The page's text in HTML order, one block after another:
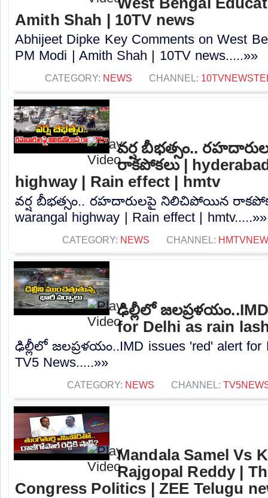
Amith Shah | 10TV news
Abhijeet Dipke Key Comments on West
PM Modi | Amith Shah | 10TV news.....»»
CATEGORY: NEWS CHANNEL:
వర్ష బీభత్సం..
రాకపోకలు |
highway | Rain effect | hmtv
వర్ష బీభత్సం.. రహదారులపై నిలిచిపోయిన
warangal highway | Rain effect | hmtv.....»»
CATEGORY: NEWS CHANNEL:
ఢిల్లీలో
for Delhi as rain
ఢిల్లీలో జలప్రళయం..IMD issues 'red' alert for
TV5 News.....»»
CATEGORY: NEWS CHANNEL:
Mandala Samel Vs
Rajgopal Reddy |
Congress Politics | ZEE Telugu